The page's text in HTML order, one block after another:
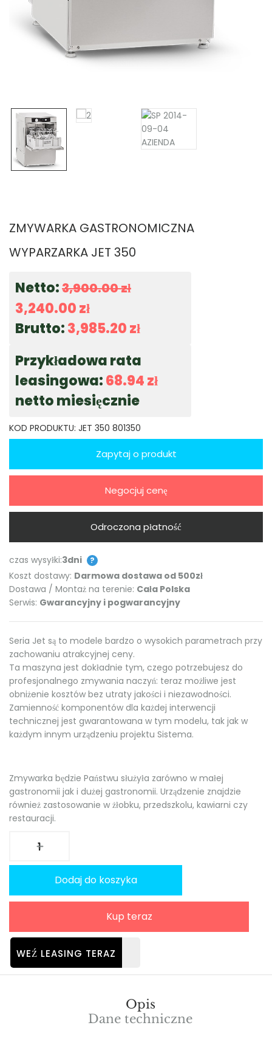
ZMYWARKA GASTRONOMICZNA
WYPARZARKA JET 350
Netto:3,900.00zł
3,240.00zł
Brutto:3,985.20zł
Przykładowa rata
leasingowa:68.94zł
netto miesięcznie
KOD PRODUKTU: JET 350 801350
Zapytaj o produkt
Negocjuj cenę
Odroczona płatność
czas wysyłki:3dni ?
Koszt dostawy: Darmowa dostawa od 500zł
Dostawa / Montaż na terenie: Cała Polska
Serwis: Gwarancyjny i pogwarancyjny
Seria Jet są to modele bardzo o wysokich parametrach przy
zachowaniu atrakcyjnej ceny.
Ta maszyna jest dokładnie tym, czego potrzebujesz do
profesjonalnego zmywania naczyń: teraz możliwe jest
obniżenie kosztów bez utraty jakości i niezawodności.
Zamienność komponentów dla każdej interwencji
technicznej jest gwarantowana w tym modelu, tak jak w
każdym innym urządzeniu projektu Sistema.
Zmywarka będzie Państwu służyła zarówno w małej
gastronomii jak i dużej gastronomii. Urządzenie znajdzie
również zastosowanie w żłobku, przedszkolu, kawiarni czy
restauracji.
Dodaj do koszyka
Kup teraz
WEŹ LEASING TERAZ
Opis
Dane techniczne